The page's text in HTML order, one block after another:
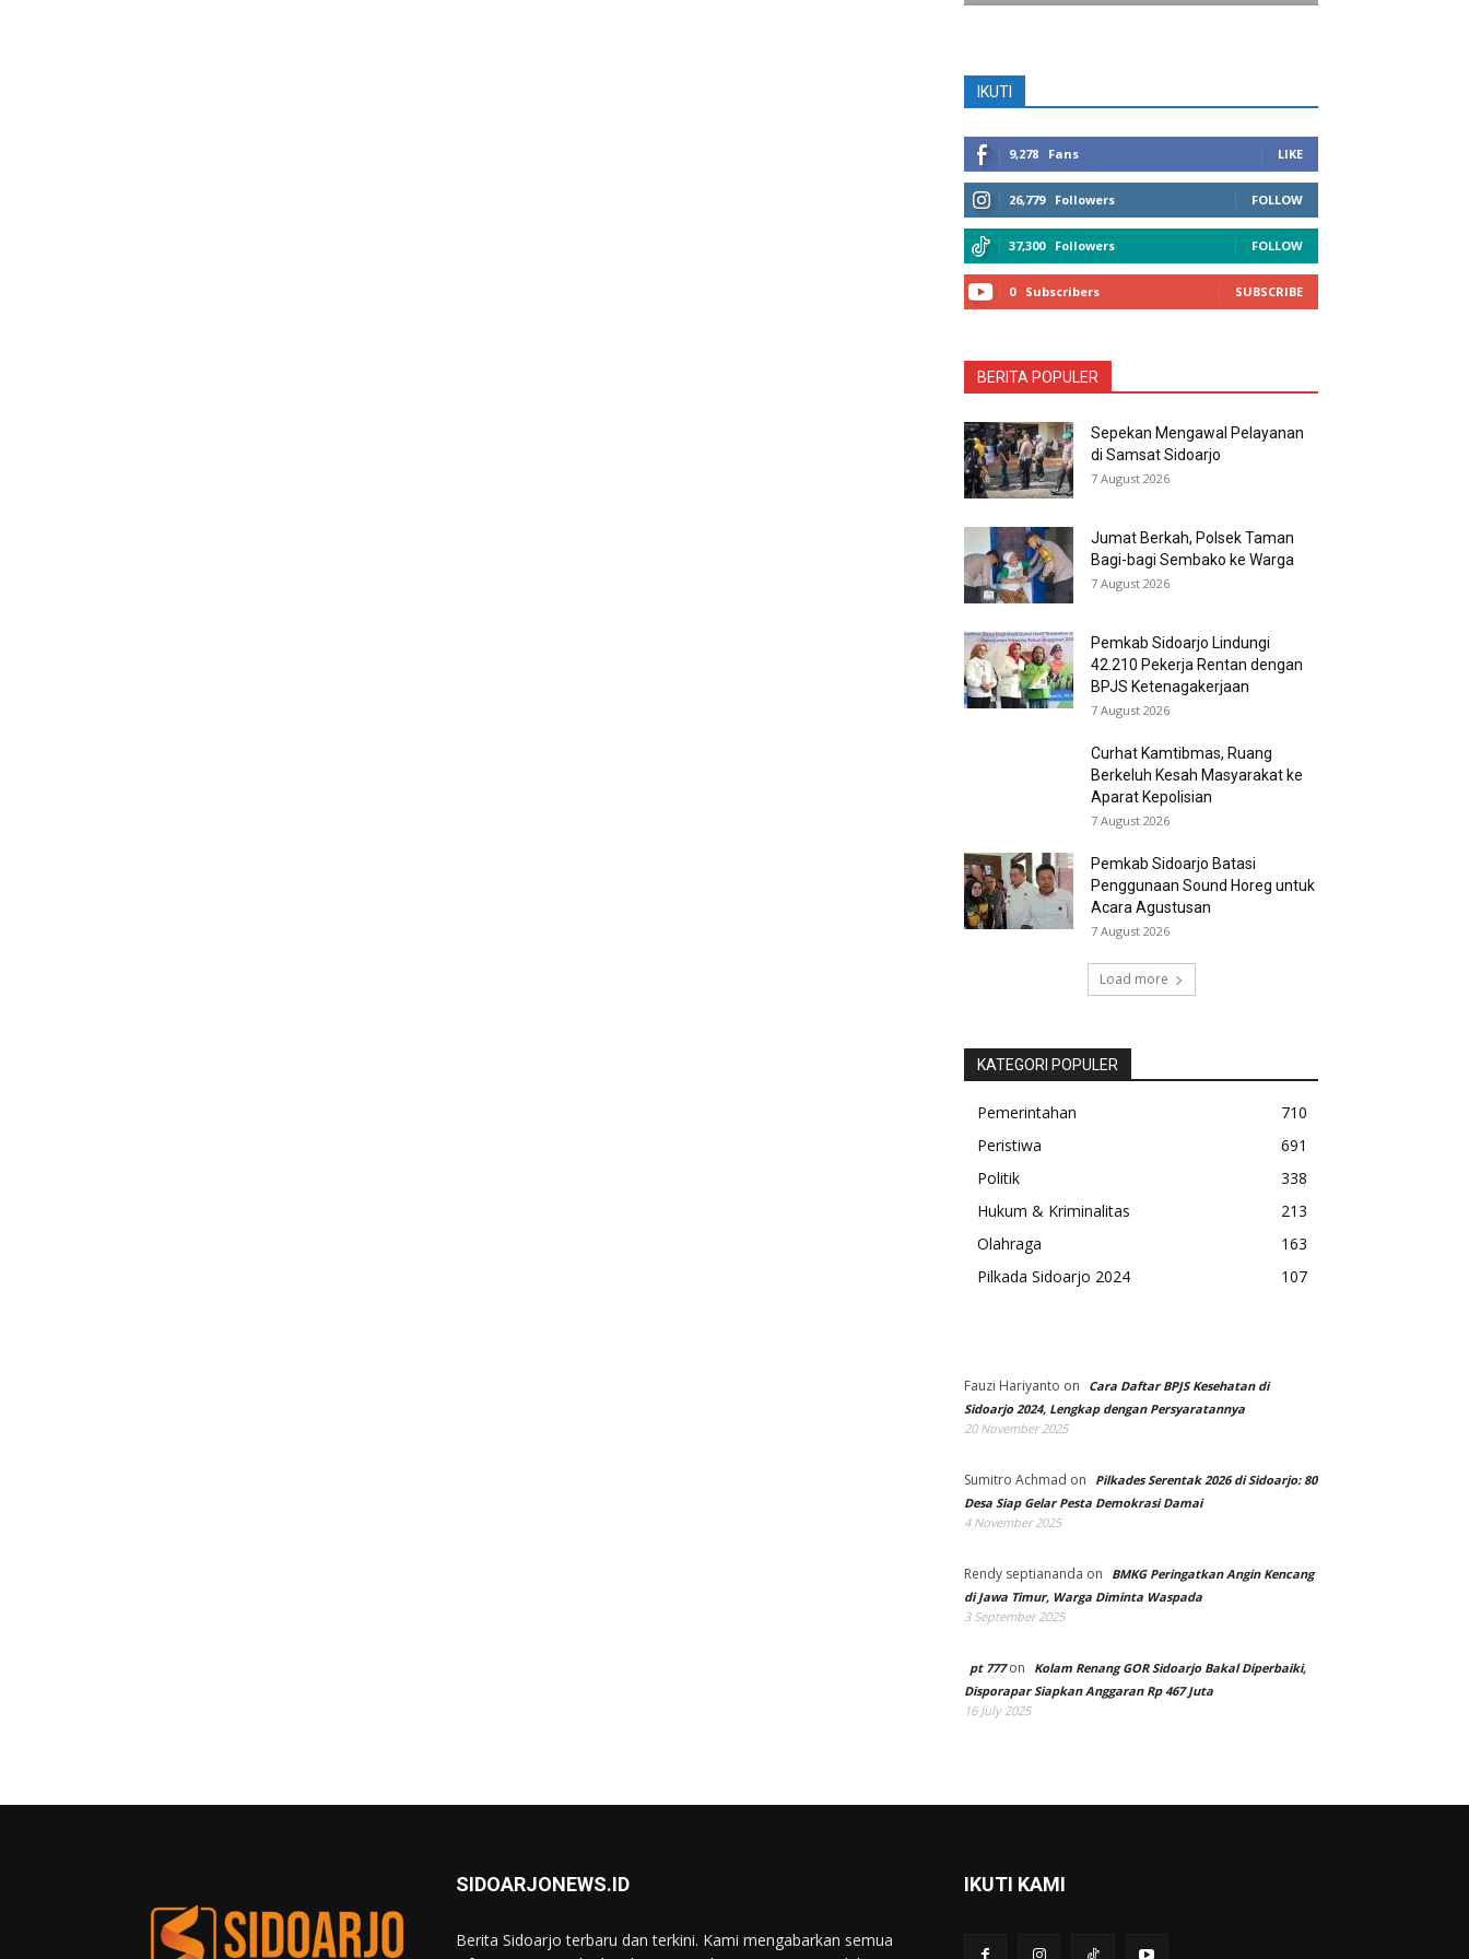
IKUTI
9,278 Fans LIKE
26,779 Followers FOLLOW
37,300 Followers FOLLOW
0 Subscribers SUBSCRIBE
BERITA POPULER
Sepekan Mengawal Pelayanan
di Samsat Sidoarjo
7 August 2026
Jumat Berkah, Polsek Taman
Bagi-bagi Sembako ke Warga
7 August 2026
Pemkab Sidoarjo Lindungi
42.210 Pekerja Rentan dengan
BPJS Ketenagakerjaan
7 August 2026
Curhat Kamtibmas, Ruang
Berkeluh Kesah Masyarakat ke
Aparat Kepolisian
7 August 2026
Pemkab Sidoarjo Batasi
Penggunaan Sound Horeg untuk
Acara Agustusan
7 August 2026
Load more
KATEGORI POPULER
Pemerintahan
710
Peristiwa
691
Politik
338
Hukum & Kriminalitas
213
Olahraga
163
Pilkada Sidoarjo 2024
107
Fauzi Hariyanto on
Cara Daftar BPJS Kesehatan di
Sidoarjo 2024, Lengkap dengan Persyaratannya
20 November 2025
Sumitro Achmad on
Pilkades Serentak 2026 di Sidoarjo: 80
Desa Siap Gelar Pesta Demokrasi Damai
4 November 2025
Rendy septiananda on
BMKG Peringatkan Angin Kencang
di Jawa Timur, Warga Diminta Waspada
3 September 2025
pt 777on
Kolam Renang GOR Sidoarjo Bakal Diperbaiki,
Disporapar Siapkan Anggaran Rp 467 Juta
16 July 2025
SIDOARJONEWS.ID
Berita Sidoarjo terbaru dan terkini. Kami mengabarkan semua
IKUTI KAMI